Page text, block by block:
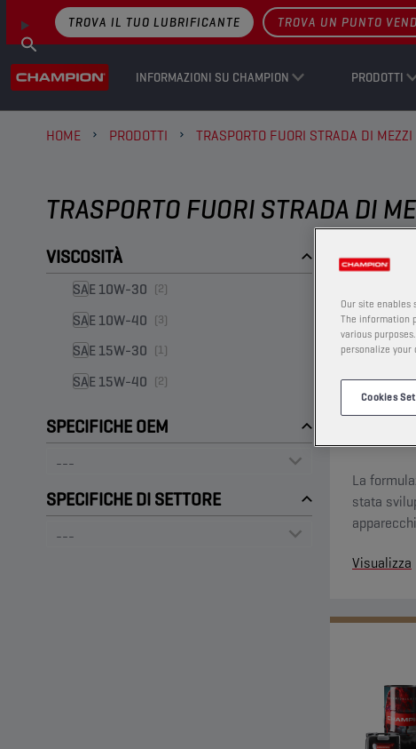
INFORMAZIONI SU CHAMPION PRODOTTI
TROVA IL TUO LUBRIFICANTE TROVA UN PUNTO
HOME PRODOTTI TRASPORTO FUORI STRADA DI
TRASPORTO FUORI STRADA DI
VISCOSITÀ
SAE 10W-30 (2)
SAE 10W-40 (3)
SAE 15W-30 (1)
SAE 15W-40 (2)
SPECIFICHE OEM
SPECIFICHE DI SETTORE
La
stata
Visualizza
Our site enables
The information
various
personalize your
Cookies